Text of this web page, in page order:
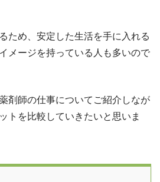
ため、安定した生活を手に入れる
メージを持っている人も多いので
剤師の仕事についてご紹介しなが
トを比較していきたいと思いま